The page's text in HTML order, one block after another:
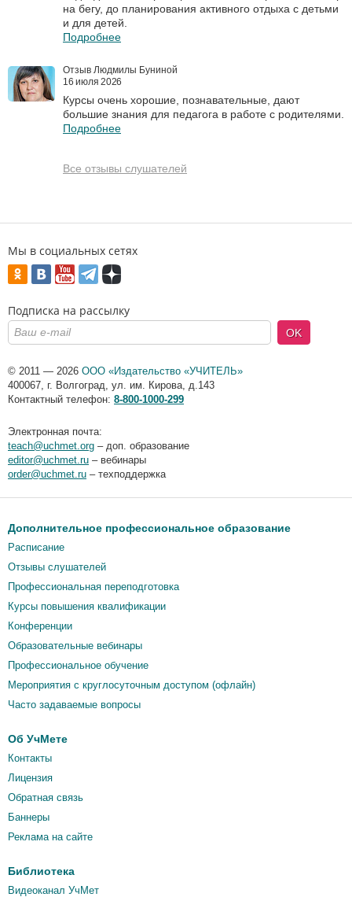
на бегу, до планирования активного отдыха с детьми
и для детей.
Подробнее
Отзыв Людмилы Буниной
16 июля 2026
Курсы очень хорошие, познавательные, дают
большие знания для педагога в работе с родителями.
Подробнее
Все отзывы слушателей
Мы в социальных сетях
Подписка на рассылку
OK
© 2011 — 2026 ООО «Издательство «УЧИТЕЛЬ»
400067 г. Волгоград ул. им. Кирова, д.143
Контактный телефон: 8-800-1000-299
Электронная почта:
teach@uchmet.org – доп. образование
editor@uchmet.ru – вебинары
order@uchmet.ru – техподдержка
Дополнительное профессиональное образование
Расписание
Отзывы слушателей
Профессиональная переподготовка
Курсы повышения квалификации
Конференции
Образовательные вебинары
Профессиональное обучение
Мероприятия c круглосуточным доступом (офлайн)
Часто задаваемые вопросы
Об УчМете
Контакты
Лицензия
Обратная связь
Баннеры
Реклама на сайте
Библиотека
Видеоканал УчМет